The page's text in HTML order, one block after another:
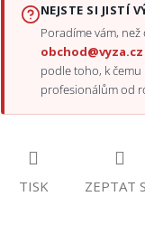
NEJSTE SI JISTÍ
Poradíme vám,
obchod@vyza.cz
podle toho, k
profesionálům od
TISK ZEPTAT